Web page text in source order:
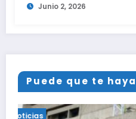
Junio 2, 2026
Puede que te
Noticias